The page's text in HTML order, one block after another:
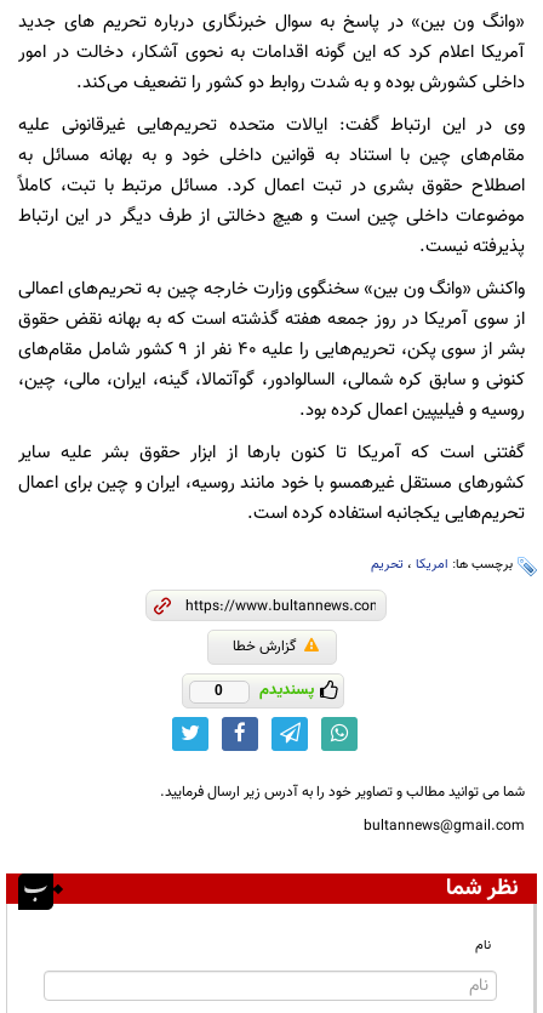
«وانگ ون بین» در پاسخ به سوال خبرنگاری درباره تحریم ‌های جدید
آمریکا اعلام کرد که این گونه اقدامات به نحوی آشکار، دخالت در امور
داخلی کشورش بوده و به شدت روابط دو کشور را تضعیف می‌کند.
وی در این ارتباط گفت: ایالات متحده تحریم‌هایی غیرقانونی علیه
مقام‌های چین با استناد به قوانین داخلی خود و به بهانه مسائل به
اصطلاح حقوق بشری در تبت اعمال کرد. مسائل مرتبط با تبت، کاملاً
موضوعات داخلی چین است و هیچ دخالتی از طرف دیگر در این ارتباط
پذیرفته نیست.
واکنش «وانگ ون بین» سخنگوی وزارت خارجه چین به تحریم‌های اعمالی
از سوی آمریکا در روز جمعه هفته گذشته است که به بهانه نقض حقوق
بشر از سوی پکن، تحریم‌هایی را علیه ۴۰ نفر از ۹ کشور شامل مقام‌های
کنونی و سابق کره شمالی، السالوادور، گوآتمالا، گینه، ایران، مالی، چین،
روسیه و فیلیپین اعمال کرده بود.
گفتنی است که آمریکا تا کنون بارها از ابزار حقوق بشر علیه سایر
کشورهای مستقل غیرهمسو با خود مانند روسیه، ایران و چین برای اعمال
تحریم‌هایی یکجانبه استفاده کرده است.
برچسب ها: امریکا ، تحریم
گزارش خطا
پسندیدم 0
شما می توانید مطالب و تصاویر خود را به آدرس زیر ارسال فرمایید.
bultannews@gmail.com
نظر شما
نام